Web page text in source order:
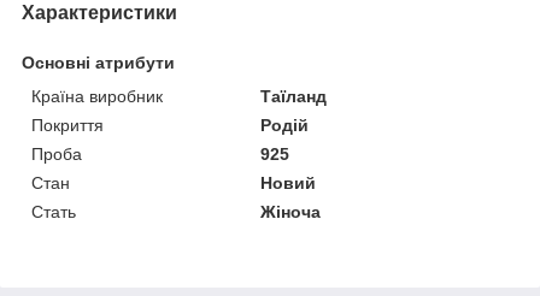
Характеристики
Основні атрибути
Країна виробник
Таїланд
Покриття
Родій
Проба
925
Стан
Новий
Стать
Жіноча